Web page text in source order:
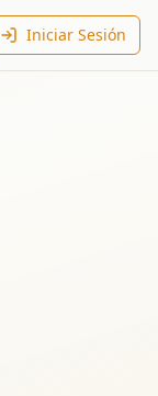
Iniciar Sesión